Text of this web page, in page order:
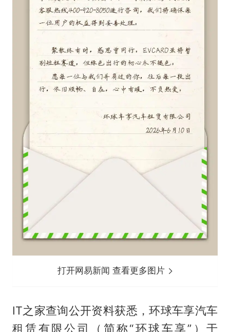
打开网易新闻 查看更多图片
IT之家查询公开资料获悉，环球车享汽车
租赁有限公司（简称“环球车享”）于